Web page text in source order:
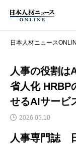
日本人材ニュース
人事の役割は
省人化 HRBP
せるAIサービ
2026.05.10
人事専門誌